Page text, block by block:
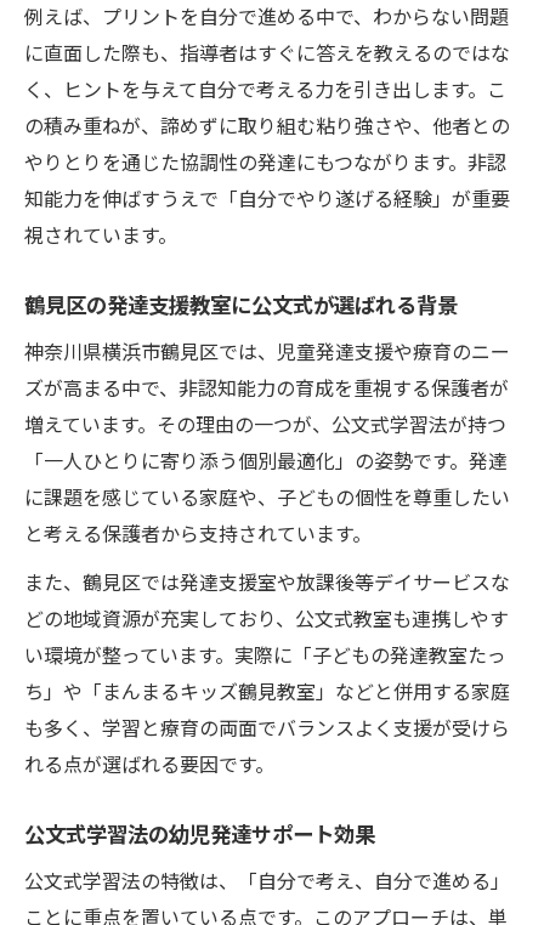
例えば、プリントを自分で進める中で、わからない問題
に直面した際も、指導者はすぐに答えを教えるのではな
く、ヒントを与えて自分で考える力を引き出します。こ
の積み重ねが、諦めずに取り組む粘り強さや、他者との
やりとりを通じた協調性の発達にもつながります。非認
知能力を伸ばすうえで「自分でやり遂げる経験」が重要
視されています。
鶴見区の発達支援教室に公文式が選ばれる背景
神奈川県横浜市鶴見区では、児童発達支援や療育のニー
ズが高まる中で、非認知能力の育成を重視する保護者が
増えています。その理由の一つが、公文式学習法が持つ
「一人ひとりに寄り添う個別最適化」の姿勢です。発達
に課題を感じている家庭や、子どもの個性を尊重したい
と考える保護者から支持されています。
また、鶴見区では発達支援室や放課後等デイサービスな
どの地域資源が充実しており、公文式教室も連携しやす
い環境が整っています。実際に「子どもの発達教室たっ
ち」や「まんまるキッズ鶴見教室」などと併用する家庭
も多く、学習と療育の両面でバランスよく支援が受けら
れる点が選ばれる要因です。
公文式学習法の幼児発達サポート効果
公文式学習法の特徴は、「自分で考え、自分で進める」
ことに重点を置いている点です。このアプローチは、単